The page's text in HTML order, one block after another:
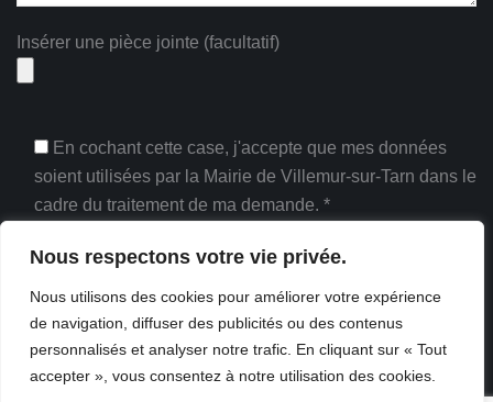
Nous respectons votre vie privée.
Nous utilisons des cookies pour améliorer votre expérience
de navigation, diffuser des publicités ou des contenus
personnalisés et analyser notre trafic. En cliquant sur « Tout
accepter », vous consentez à notre utilisation des cookies.
Insérer une pièce jointe (facultatif)
En cochant cette case, j'accepte que mes données
soient utilisées par la Mairie de Villemur-sur-Tarn dans le
cadre du traitement de ma demande. *
* Champs obligatoires